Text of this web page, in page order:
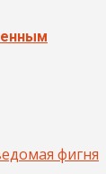
фигня